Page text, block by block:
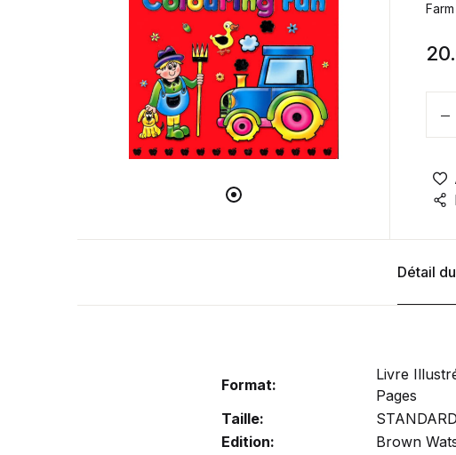
Détail
Format:
Livre
Pages
Taille:
STANDARD
Edition:
Brown